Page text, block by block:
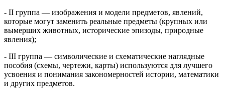
- II группа — изображения и модели предметов, явлений,
которые могут заменить реальные предметы (крупных или
вымерших животных, исторические эпизоды, природные
явления);
- III группа — символические и схематические наглядные
пособия (схемы, чертежи, карты) используются для лучшего
усвоения и понимания закономерностей истории, математики
и других предметов.